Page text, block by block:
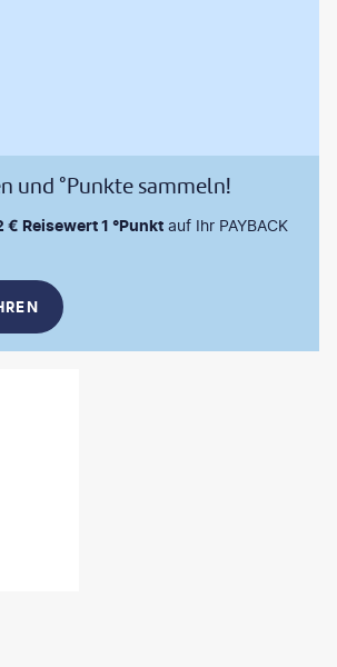
und °Punkte sammeln!
€ Reisewert 1 °Punkt auf Ihr PAYBACK